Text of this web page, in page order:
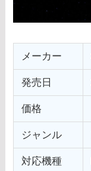
メーカー
発売日
価格
ジャンル
対応機種